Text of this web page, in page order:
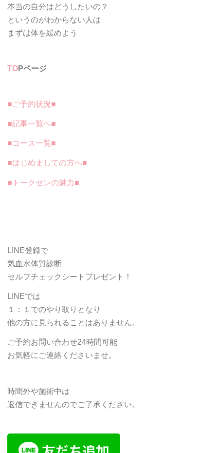
本当の自分はどうしたいの？
というのがわからない人は
まずは体を緩めよう
TOPページ
■ご予約状況■
■記事一覧へ■
■コース一覧■
■はじめましての方へ■
■トークセンの魅力■
LINE登録で
気血水体質診断
セルフチェックシートプレゼント！
LINEでは
１：１でのやり取りとなり
他の方に見られることはありません。
ご予約お問い合わせ24時間可能
お気軽に ご連絡くださいませ。
時間外や施術中は
返信できませんのでご了承ください。